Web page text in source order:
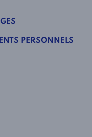
PERSONNELS